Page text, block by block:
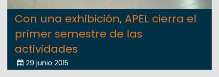
Con una exhibición, APEL cierra el
primer semestre de las
actividades
29 junio 2015